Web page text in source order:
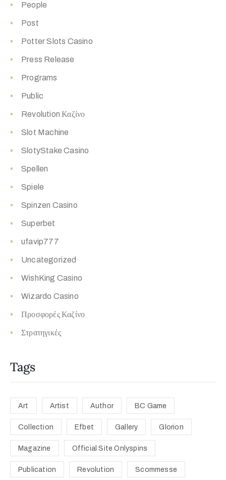
People
Post
Potter Slots Casino
Press Release
Programs
Public
Revolution Καζίνο
Slot Machine
SlotyStake Casino
Spellen
Spiele
Spinzen Casino
Superbet
ufavip777
Uncategorized
WishKing Casino
Wizardo Casino
Προσφορές Καζίνο
Στρατηγικές
Tags
Art Artist Author BC Game
Collection Efbet Gallery Glorion
Magazine Official Site Onlyspins
Publication Revolution Scommesse